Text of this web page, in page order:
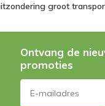
groot
Ontvang de
promoties